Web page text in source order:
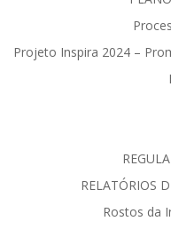
Projeto Inspira 2024 –
RELATÓRIOS
Rostos da